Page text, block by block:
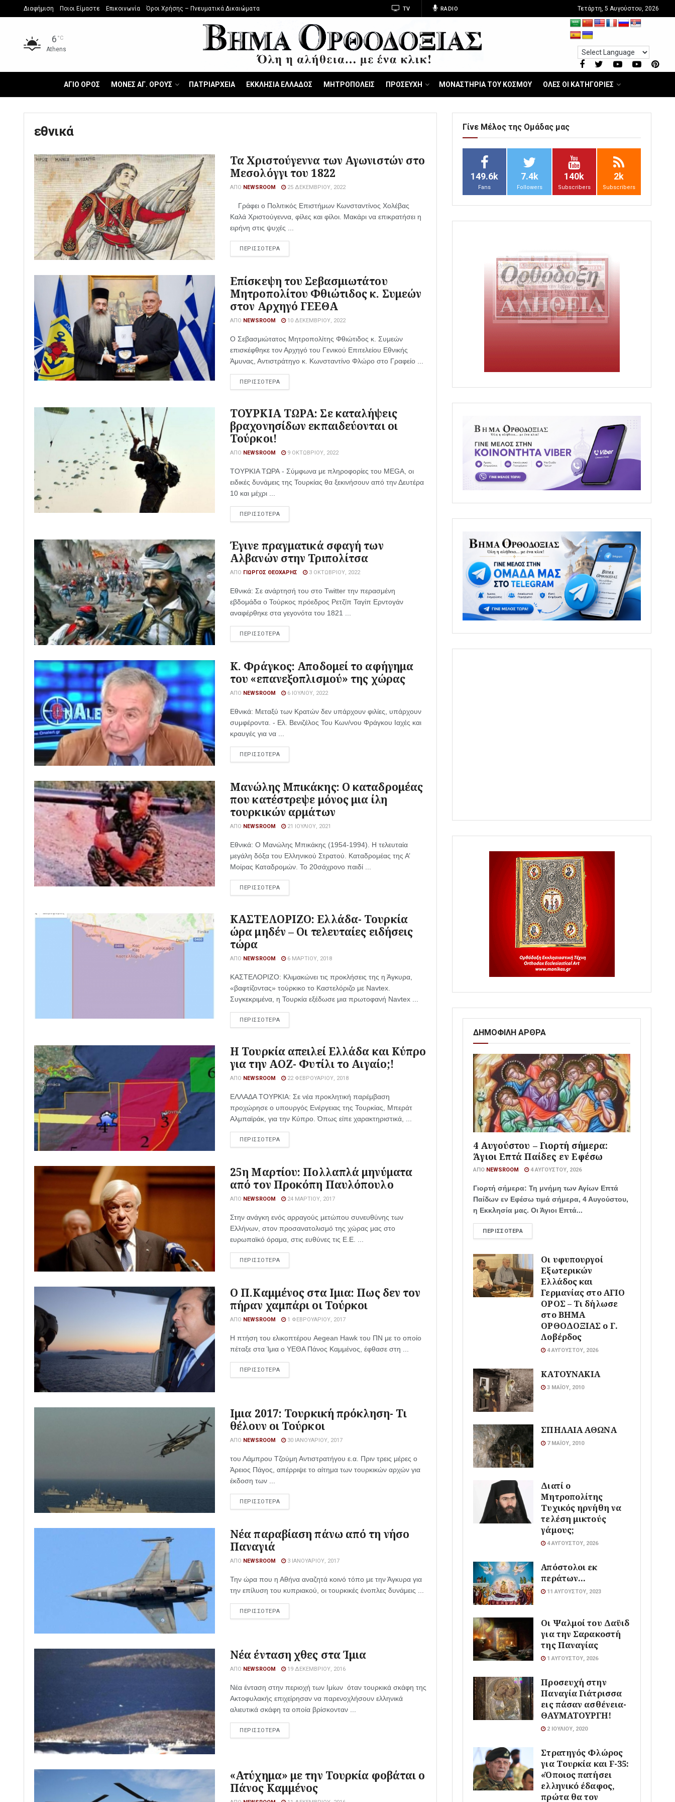
Διαφήμιση Ποιοι Είμαστε Επικοινωνία Όροι Χρήσης – Πνευματικά Δικαιώματα TV RADIO Τετάρτη, 5 Αυγούστου, 2026
6 °C
Athens
ΑΓΙΟ ΟΡΟΣ ΜΟΝΕΣ ΑΓ. ΟΡΟΥΣ ΠΑΤΡΙΑΡΧΕΙΑ ΕΚΚΛΗΣΙΑ ΕΛΛΑΔΟΣ ΜΗΤΡΟΠΟΛΕΙΣ ΠΡΟΣΕΥΧΗ ΜΟΝΑΣΤΗΡΙΑ ΤΟΥ ΚΟΣΜΟΥ ΟΛΕΣ ΟΙ ΚΑΤΗΓΟΡΙΕΣ
εθνικά
Τα Χριστούγεννα των Αγωνιστών στο
Μεσολόγγι του 1822
ΑΠΌ NEWSROOM 25 ΔΕΚΕΜΒΡΊΟΥ, 2022
Γράφει ο Πολιτικός Επιστήμων Κωνσταντίνος Χολέβας
Καλά Χριστούγεννα, φίλες και φίλοι. Μακάρι να επικρατήσει η
ειρήνη στις ψυχές ...
ΠΕΡΙΣΣΟΤΕΡΑ
Επίσκεψη του Σεβασμιωτάτου
Μητροπολίτου Φθιώτιδος κ. Συμεών
στον Αρχηγό ΓΕΕΘΑ
ΑΠΌ NEWSROOM 10 ΔΕΚΕΜΒΡΊΟΥ, 2022
Ο Σεβασμιώτατος Μητροπολίτης Φθιώτιδος κ. Συμεών
επισκέφθηκε τον Αρχηγό του Γενικού Επιτελείου Εθνικής
Άμυνας, Αντιστράτηγο κ. Κωνσταντίνο Φλώρο στο Γραφείο ...
ΠΕΡΙΣΣΟΤΕΡΑ
ΤΟΥΡΚΙΑ ΤΩΡΑ: Σε καταλήψεις
βραχονησίδων εκπαιδεύονται οι
Τούρκοι!
ΑΠΌ NEWSROOM 9 ΟΚΤΩΒΡΊΟΥ, 2022
ΤΟΥΡΚΙΑ ΤΩΡΑ - Σύμφωνα με πληροφορίες του MEGA, οι
ειδικές δυνάμεις της Τουρκίας θα ξεκινήσουν από την Δευτέρα
10 και μέχρι ...
ΠΕΡΙΣΣΟΤΕΡΑ
Έγινε πραγματικά σφαγή των
Αλβανών στην Τριπολίτσα
ΑΠΌ ΓΙΏΡΓΟΣ ΘΕΟΧΆΡΗΣ 3 ΟΚΤΩΒΡΊΟΥ, 2022
Εθνικά: Σε ανάρτησή του στο Twitter την περασμένη
εβδομάδα ο Τούρκος πρόεδρος Ρετζίπ Ταγίπ Ερντογάν
αναφέρθηκε στα γεγονότα του 1821 ...
ΠΕΡΙΣΣΟΤΕΡΑ
Κ. Φράγκος: Αποδομεί το αφήγημα
του «επανεξοπλισμού» της χώρας
ΑΠΌ NEWSROOM 6 ΙΟΥΛΊΟΥ, 2022
Εθνικά: Μεταξύ των Κρατών δεν υπάρχουν φιλίες, υπάρχουν
συμφέροντα. - Ελ. Βενιζέλος Του Κων/νου Φράγκου Ιαχές και
κραυγές για να ...
ΠΕΡΙΣΣΟΤΕΡΑ
Μανώλης Μπικάκης: Ο καταδρομέας
που κατέστρεψε μόνος μια ίλη
τουρκικών αρμάτων
ΑΠΌ NEWSROOM 21 ΙΟΥΛΊΟΥ, 2021
Εθνικά: Ο Μανώλης Μπικάκης (1954-1994). Η τελευταία
μεγάλη δόξα του Ελληνικού Στρατού. Καταδρομέας της Α’
Μοίρας Καταδρομών. Το 20σάχρονο παιδί ...
ΠΕΡΙΣΣΟΤΕΡΑ
ΚΑΣΤΕΛΟΡΙΖΟ: Ελλάδα- Τουρκία
ώρα μηδέν – Οι τελευταίες ειδήσεις
τώρα
ΑΠΌ NEWSROOM 6 ΜΑΡΤΊΟΥ, 2018
ΚΑΣΤΕΛΟΡΙΖΟ: Κλιμακώνει τις προκλήσεις της η Άγκυρα,
«βαφτίζοντας» τούρκικο το Καστελόριζο με Navtex.
Συγκεκριμένα, η Τουρκία εξέδωσε μια πρωτοφανή Navtex ...
ΠΕΡΙΣΣΟΤΕΡΑ
Η Τουρκία απειλεί Ελλάδα και Κύπρο
για την ΑΟΖ- Φυτίλι το Αιγαίο;!
ΑΠΌ NEWSROOM 22 ΦΕΒΡΟΥΑΡΊΟΥ, 2018
ΕΛΛΑΔΑ ΤΟΥΡΚΙΑ: Σε νέα προκλητική παρέμβαση
προχώρησε ο υπουργός Ενέργειας της Τουρκίας, Μπεράτ
Αλμπαϊράκ, για την Κύπρο. Όπως είπε χαρακτηριστικά, ...
ΠΕΡΙΣΣΟΤΕΡΑ
25η Μαρτίου: Πολλαπλά μηνύματα
από τον Προκόπη Παυλόπουλο
ΑΠΌ NEWSROOM 24 ΜΑΡΤΊΟΥ, 2017
Στην ανάγκη ενός αρραγούς μετώπου συνευθύνης των
Ελλήνων, στον προσανατολισμό της χώρας μας στο
ευρωπαϊκό όραμα, στις ευθύνες τις Ε.Ε. ...
ΠΕΡΙΣΣΟΤΕΡΑ
Ο Π.Καμμένος στα Ιμια: Πως δεν τον
πήραν χαμπάρι οι Τούρκοι
ΑΠΌ NEWSROOM 1 ΦΕΒΡΟΥΑΡΊΟΥ, 2017
Η πτήση του ελικοπτέρου Aegean Hawk του ΠΝ με το οποίο
πέταξε στα Ίμια ο ΥΕΘΑ Πάνος Καμμένος, έφθασε στη ...
ΠΕΡΙΣΣΟΤΕΡΑ
Ιμια 2017: Τουρκική πρόκληση- Τι
θέλουν οι Τούρκοι
ΑΠΌ NEWSROOM 30 ΙΑΝΟΥΑΡΊΟΥ, 2017
του Λάμπρου Τζούμη Αντιστρατήγου ε.α. Πριν τρεις μέρες ο
Άρειος Πάγος, απέρριψε το αίτημα των τουρκικών αρχών για
έκδοση των ...
ΠΕΡΙΣΣΟΤΕΡΑ
Νέα παραβίαση πάνω από τη νήσο
Παναγιά
ΑΠΌ NEWSROOM 3 ΙΑΝΟΥΑΡΊΟΥ, 2017
Την ώρα που η Αθήνα αναζητά κοινό τόπο με την Άγκυρα για
την επίλυση του κυπριακού, οι τουρκικές ένοπλες δυνάμεις ...
ΠΕΡΙΣΣΟΤΕΡΑ
Νέα ένταση χθες στα Ίμια
ΑΠΌ NEWSROOM 19 ΔΕΚΕΜΒΡΊΟΥ, 2016
Νέα ένταση στην περιοχή των Ιμίων όταν τουρκικά σκάφη της
Ακτοφυλακής επιχείρησαν να παρενοχλήσουν ελληνικά
αλιευτικά σκάφη τα οποία βρίσκονταν ...
ΠΕΡΙΣΣΟΤΕΡΑ
«Ατύχημα» με την Τουρκία φοβάται ο
Πάνος Καμμένος
Γίνε Μέλος της Ομάδας μας
149.6k
Fans
7.4k
Followers
140k
Subscribers
2k
Subscribers
ΔΗΜΟΦΙΛΗ ΑΡΘΡΑ
4 Αυγούστου – Γιορτή σήμερα:
Άγιοι Επτά Παίδες εν Εφέσω
ΑΠΌ NEWSROOM 4 ΑΥΓΟΎΣΤΟΥ, 2026
Γιορτή σήμερα: Τη μνήμη των Αγίων Επτά
Παίδων εν Εφέσω τιμά σήμερα, 4 Αυγούστου,
η Εκκλησία μας. Οι Άγιοι Επτά...
ΠΕΡΙΣΣΌΤΕΡΑ
Οι υφυπουργοί
Εξωτερικών
Ελλάδος και
Γερμανίας στο ΑΓΙΟ
ΟΡΟΣ – Τι δήλωσε
στο ΒΗΜΑ
ΟΡΘΟΔΟΞΙΑΣ ο Γ.
Λοβέρδος
4 ΑΥΓΟΎΣΤΟΥ, 2026
ΚΑΤΟΥΝΑΚΙΑ
3 ΜΑΪ́ΟΥ, 2010
ΣΠΗΛΑΙΑ ΑΘΩΝΑ
7 ΜΑΪ́ΟΥ, 2010
Διατί ο
Μητροπολίτης
Τυχικός ηρνήθη να
τελέση μικτούς
γάμους;
4 ΑΥΓΟΎΣΤΟΥ, 2026
Απόστολοι εκ
περάτων…
11 ΑΥΓΟΎΣΤΟΥ, 2023
Οι Ψαλμοί του Δαϋιδ
για την Σαρακοστή
της Παναγίας
1 ΑΥΓΟΎΣΤΟΥ, 2026
Προσευχή στην
Παναγία Γιάτρισσα
εις πάσαν ασθένεια-
ΘΑΥΜΑΤΟΥΡΓΗ!
2 ΙΟΥΛΊΟΥ, 2020
Στρατηγός Φλώρος
για Τουρκία και F-35:
«Όποιος πατήσει
ελληνικό έδαφος,
πρώτα θα τον